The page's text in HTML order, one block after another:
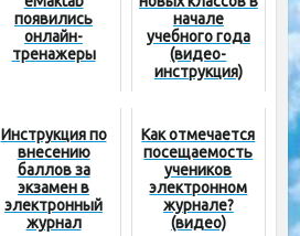
появились
онлайн-
тренажеры
начале
учебного года
(видео-
инструкция)
Инструкция по
внесению
баллов за
экзамен в
электронный
журнал
Как отмечается
посещаемость
учеников
электронном
журнале?
(видео)